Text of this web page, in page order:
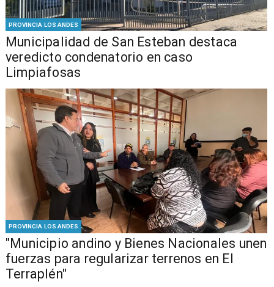
PROVINCIA LOS ANDES
Municipalidad de San Esteban destaca
veredicto condenatorio en caso
Limpiafosas
PROVINCIA LOS ANDES
"Municipio andino y Bienes Nacionales unen
fuerzas para regularizar terrenos en El
Terraplén"